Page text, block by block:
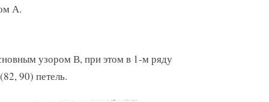
А.
узором В, при этом в 1-м ряду
90) петель.